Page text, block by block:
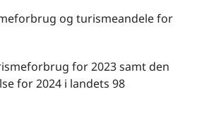
og turismeandele for
for 2023 samt den
for 2024 i landets 98